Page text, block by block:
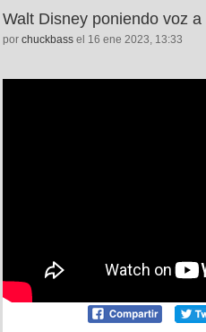
Walt Disney poniendo voz
por chuckbass el 16 ene 2023, 13:33